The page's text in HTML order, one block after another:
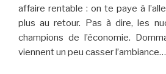
affaire rentable : on te paye à
plus au retour. Pas à dire, les
champions de l’économie.
viennent un peu casser l’ambiance…